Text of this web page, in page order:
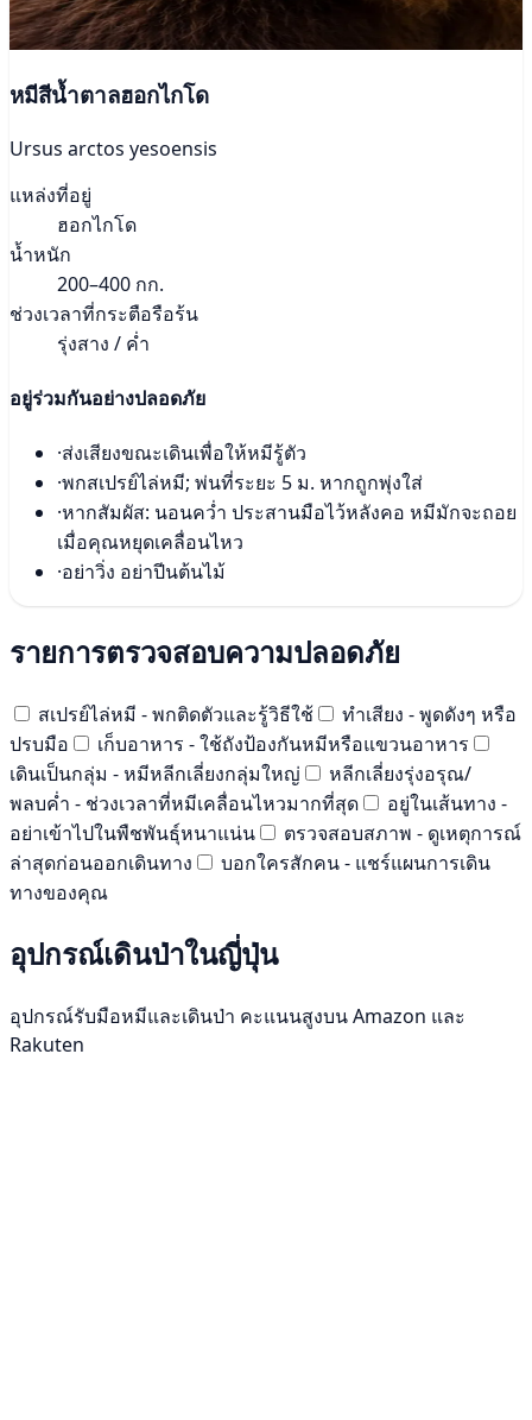
หมีสีน้ำตาลฮอกไกโด
Ursus arctos yesoensis
แหล่งที่อยู่
ฮอกไกโด
น้ำหนัก
200–400 กก.
ช่วงเวลาที่กระตือรือร้น
รุ่งสาง / ค่ำ
อยู่ร่วมกันอย่างปลอดภัย
·ส่งเสียงขณะเดินเพื่อให้หมีรู้ตัว
·พกสเปรย์ไล่หมี; พ่นที่ระยะ 5 ม. หากถูกพุ่งใส่
·หากสัมผัส: นอนคว่ำ ประสานมือไว้หลังคอ หมีมักจะถอย
เมื่อคุณหยุดเคลื่อนไหว
·อย่าวิ่ง อย่าปีนต้นไม้
รายการตรวจสอบความปลอดภัย
สเปรย์ไล่หมี - พกติดตัวและรู้วิธีใช้
ทำเสียง - พูดดังๆ หรือ
ปรบมือ
เก็บอาหาร - ใช้ถังป้องกันหมีหรือแขวนอาหาร
เดินเป็นกลุ่ม - หมีหลีกเลี่ยงกลุ่มใหญ่
หลีกเลี่ยงรุ่งอรุณ/
พลบค่ำ - ช่วงเวลาที่หมีเคลื่อนไหวมากที่สุด
อยู่ในเส้นทาง -
อย่าเข้าไปในพืชพันธุ์หนาแน่น
ตรวจสอบสภาพ - ดูเหตุการณ์
ล่าสุดก่อนออกเดินทาง
บอกใครสักคน - แชร์แผนการเดิน
ทางของคุณ
อุปกรณ์เดินป่าในญี่ปุ่น
อุปกรณ์รับมือหมีและเดินป่า คะแนนสูงบน Amazon และ
Rakuten